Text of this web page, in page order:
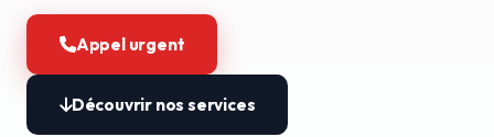
Appel urgent
Découvrir nos services